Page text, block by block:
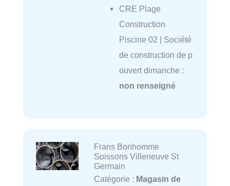
CRE Plage
Construction
Piscine 02 | Société
de construction de p
ouvert dimanche :
non renseigné
Frans Bonhomme
Soissons Villeneuve St
Germain
Catégorie : Magasin de